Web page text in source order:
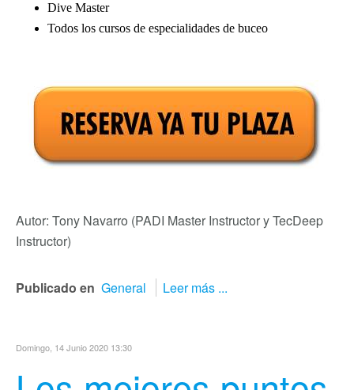
Dive Master
Todos los cursos de especialidades de buceo
Autor: Tony Navarro (PADI Master Instructor y TecDeep
Instructor)
Publicado en General Leer más ...
Domingo, 14 Junio 2020 13:30